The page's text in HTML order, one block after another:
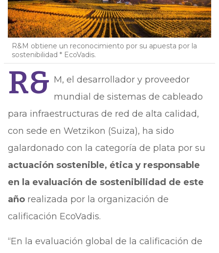
R&M obtiene un reconocimiento por su apuesta por la
sostenibilidad * EcoVadis.
R& M, el desarrollador y proveedor
mundial de sistemas de cableado
para infraestructuras de red de alta calidad,
con sede en Wetzikon (Suiza), ha sido
galardonado con la categoría de plata por su
actuación sostenible, ética y responsable
en la evaluación de sostenibilidad de este
añorealizada por la organización de
calificación EcoVadis.
“En la evaluación global de la calificación de